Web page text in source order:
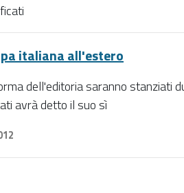
italiana all'estero
dell'editoria saranno stanziati
avrà detto il suo sì